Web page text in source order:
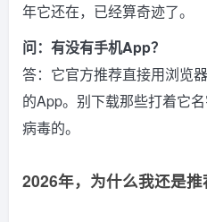
年它还在，已经算奇迹了。
问：有没有手机App？
答：它官方推荐直接用浏览
的App。别下载那些打着它
病毒的。
2026年，为什么我还是推